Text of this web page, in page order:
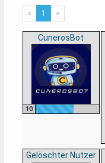
« 1 »
CunerosBot
10
Gelöschter Nutzer